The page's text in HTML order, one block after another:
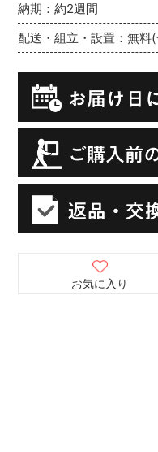
納期：約2週間
配送・組立・設置：無料
お気に入り